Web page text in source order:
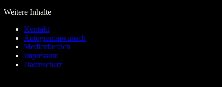
Weitere Inhalte
Kontakt
Autogrammwunsch
Medienbereich
Impressum
Datenschutz